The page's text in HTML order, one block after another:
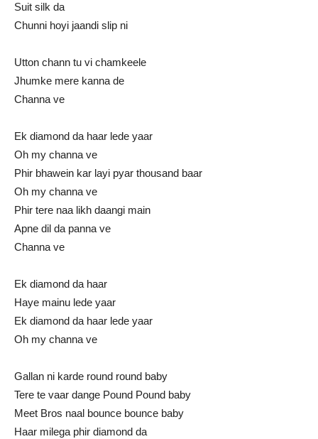
Suit silk da
Chunni hoyi jaandi slip ni
Utton chann tu vi chamkeele
Jhumke mere kanna de
Channa ve
Ek diamond da haar lede yaar
Oh my channa ve
Phir bhawein kar layi pyar thousand baar
Oh my channa ve
Phir tere naa likh daangi main
Apne dil da panna ve
Channa ve
Ek diamond da haar
Haye mainu lede yaar
Ek diamond da haar lede yaar
Oh my channa ve
Gallan ni karde round round baby
Tere te vaar dange Pound Pound baby
Meet Bros naal bounce bounce baby
Haar milega phir diamond da